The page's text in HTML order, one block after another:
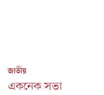
জাতীয়
একনেক সভা